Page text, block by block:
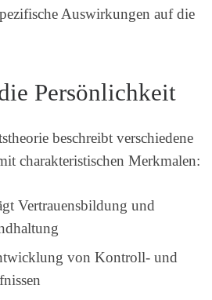
Auswirkungen auf die
Persönlichkeit
beschreibt verschiedene
charakteristischen Merkmalen:
Vertrauensbildung und
von Kontroll- und